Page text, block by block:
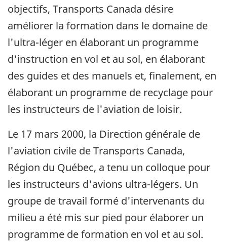
objectifs, Transports Canada désire
améliorer la formation dans le domaine de
l'ultra-léger en élaborant un programme
d'instruction en vol et au sol, en élaborant
des guides et des manuels et, finalement, en
élaborant un programme de recyclage pour
les instructeurs de l'aviation de loisir.
Le 17 mars 2000, la Direction générale de
l'aviation civile de Transports Canada,
Région du Québec, a tenu un colloque pour
les instructeurs d'avions ultra-légers. Un
groupe de travail formé d'intervenants du
milieu a été mis sur pied pour élaborer un
programme de formation en vol et au sol.